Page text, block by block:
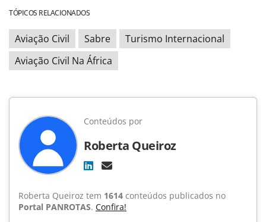
TÓPICOS RELACIONADOS
Aviação Civil Sabre
Turismo Internacional
Aviação Civil Na África
Conteúdos por
Roberta Queiroz
Roberta Queiroz tem 1614 conteúdos publicados no
Portal PANROTAS. Confira!